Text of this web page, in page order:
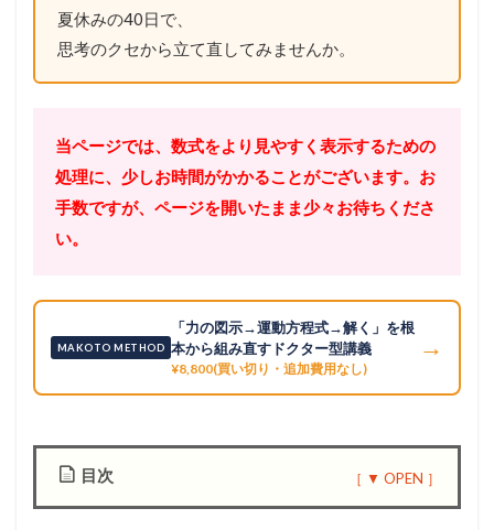
夏休みの40日で、
思考のクセから立て直してみませんか。
当ページでは、数式をより見やすく表示するための
処理に、少しお時間がかかることがございます。お
手数ですが、ページを開いたまま少々お待ちくださ
い。
MAKOTO METHOD
「力の図示→運動方程式→解く」を根
本から組み直すドクター型講義
¥8,800(買い切り・追加費用なし)
→
目次